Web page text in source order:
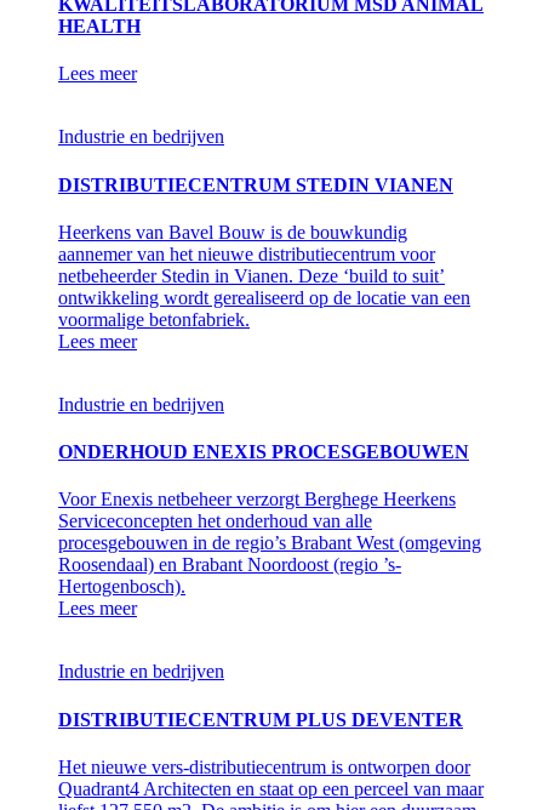
KWALITEITSLABORATORIUM MSD ANIMAL
HEALTH
Lees meer
Industrie en bedrijven
DISTRIBUTIECENTRUM STEDIN VIANEN
Heerkens van Bavel Bouw is de bouwkundig
aannemer van het nieuwe distributiecentrum voor
netbeheerder Stedin in Vianen. Deze ‘build to suit’
ontwikkeling wordt gerealiseerd op de locatie van een
voormalige betonfabriek.
Lees meer
Industrie en bedrijven
ONDERHOUD ENEXIS PROCESGEBOUWEN
Voor Enexis netbeheer verzorgt Berghege Heerkens
Serviceconcepten het onderhoud van alle
procesgebouwen in de regio’s Brabant West (omgeving
Roosendaal) en Brabant Noordoost (regio ’s-
Hertogenbosch).
Lees meer
Industrie en bedrijven
DISTRIBUTIECENTRUM PLUS DEVENTER
Het nieuwe vers-distributiecentrum is ontworpen door
Quadrant4 Architecten en staat op een perceel van maar